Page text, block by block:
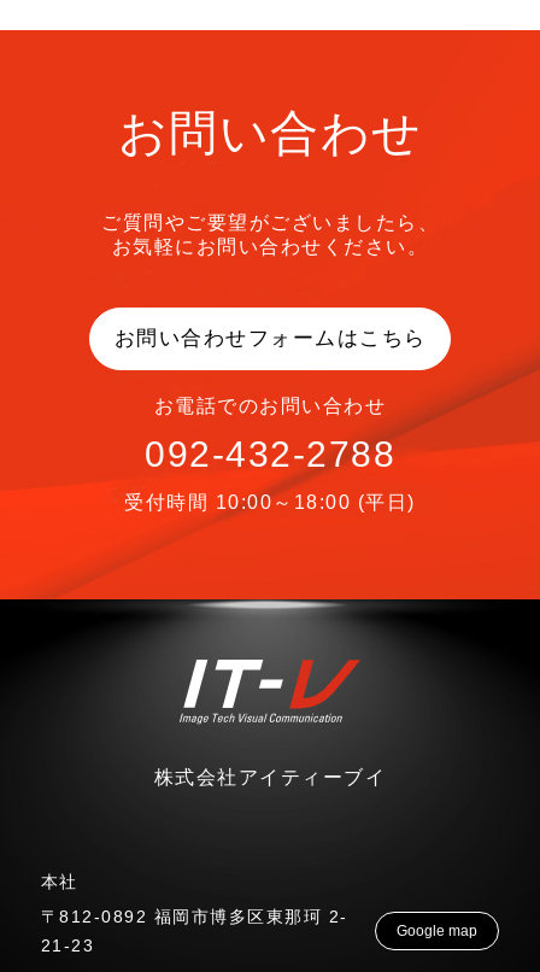
お問い合わせ
ご質問やご要望がございましたら、
お気軽にお問い合わせください。
お問い合わせフォームはこちら
お電話でのお問い合わせ
092-432-2788
受付時間 10:00～18:00 (平日)
株式会社アイティーブイ
本社
〒812-0892 福岡市博多区東那珂 2-
21-23
Google map